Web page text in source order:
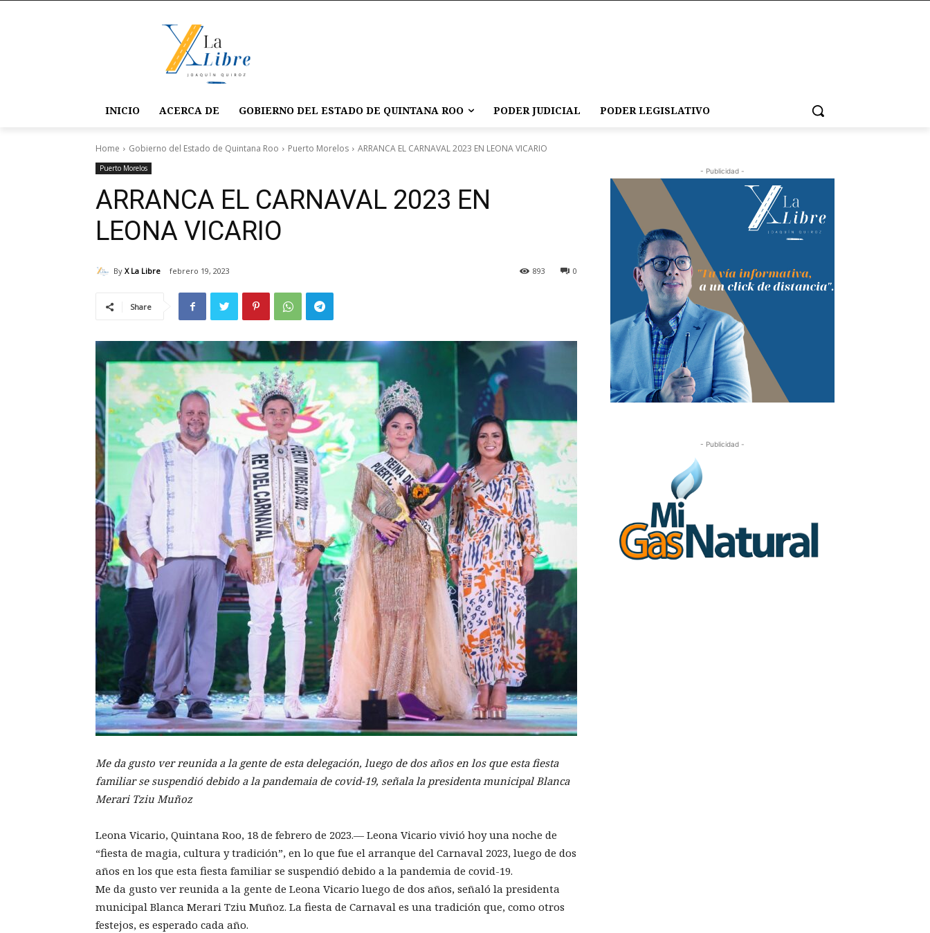
INICIO ACERCA DE GOBIERNO DEL ESTADO DE QUINTANA ROO PODER JUDICIAL PODER LEGISLATIVO
Home Gobierno del Estado de Quintana Roo Puerto Morelos ARRANCA EL CARNAVAL 2023 EN LEONA VICARIO
Puerto Morelos
ARRANCA EL CARNAVAL 2023 EN
LEONA VICARIO
By X La Libre febrero 19, 2023 0
893
Share
Me da gusto ver reunida a la gente de esta delegación, luego de dos años en los que esta fiesta
familiar se suspendió debido a la pandemaia de covid-19, señala la presidenta municipal Blanca
Merari Tziu Muñoz
Leona Vicario, Quintana Roo, 18 de febrero de 2023.— Leona Vicario vivió hoy una noche de
“fiesta de magia, cultura y tradición”, en lo que fue el arranque del Carnaval 2023, luego de dos
años en los que esta fiesta familiar se suspendió debido a la pandemia de covid-19.
Me da gusto ver reunida a la gente de Leona Vicario luego de dos años, señaló la presidenta
municipal Blanca Merari Tziu Muñoz. La fiesta de Carnaval es una tradición que, como otros
festejos, es esperado cada año.
- Publicidad -
- Publicidad -